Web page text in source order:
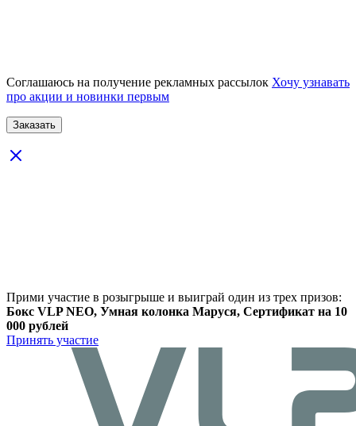
Соглашаюсь на получение рекламных рассылок Хочу узнавать
про акции и новинки первым
Прими участие в розыгрыше и выиграй один из трех призов:
Бокс VLP NEO, Умная колонка Маруся, Сертификат на 10
000 рублей
Принять участие